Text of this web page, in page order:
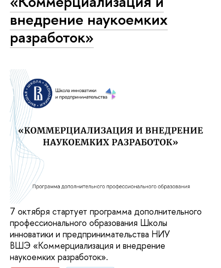
внедрение наукоемких
разработок»
7 октября стартует программа дополнительного
профессионального образования Школы
инноватики и предпринимательства НИУ
ВШЭ «Коммерциализация и внедрение
наукоемких разработок».